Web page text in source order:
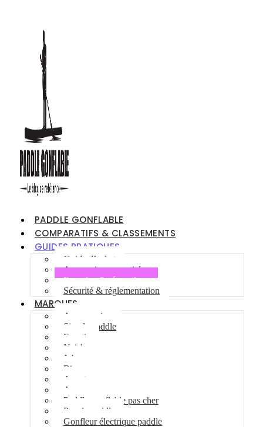
PADDLE GONFLABLE
COMPARATIFS & CLASSEMENTS
GUIDES PRATIQUES
Guide d’achat
Accessoires essentiels
Entretien & réparations
Sécurité & réglementation
MARQUES
Aqua marina
Simple paddle
Fanatic
Naish
Jobe
Bic
Aquatone
Anomy
Paddle gonflable pas cher
Pagaie paddle
Gonfleur électrique paddle